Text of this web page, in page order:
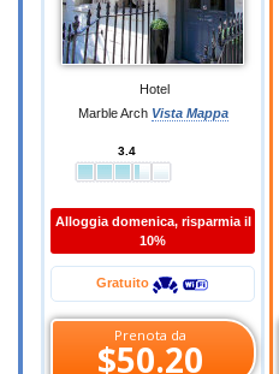
Hotel
Marble Arch Vista Mappa
3.4
Alloggia domenica, risparmia il
10%
Gratuito
Prenota da
$50.20